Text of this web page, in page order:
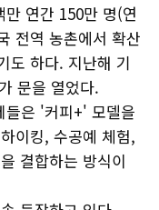
연간 150만 명(연
전역 농촌에서 확산
도 하다. 지난해 기
문을 열었다.
들은 '커피+' 모델을
이킹, 수공예 체험,
결합하는 방식이